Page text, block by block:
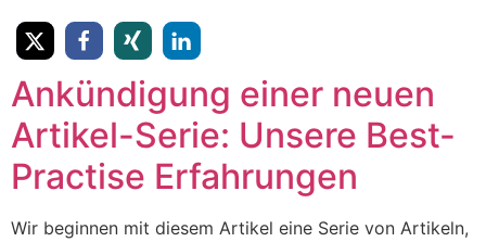
Ankündigung einer neuen
Artikel-Serie: Unsere Best-
Practise Erfahrungen
Wir beginnen mit diesem Artikel eine Serie von Artikeln,